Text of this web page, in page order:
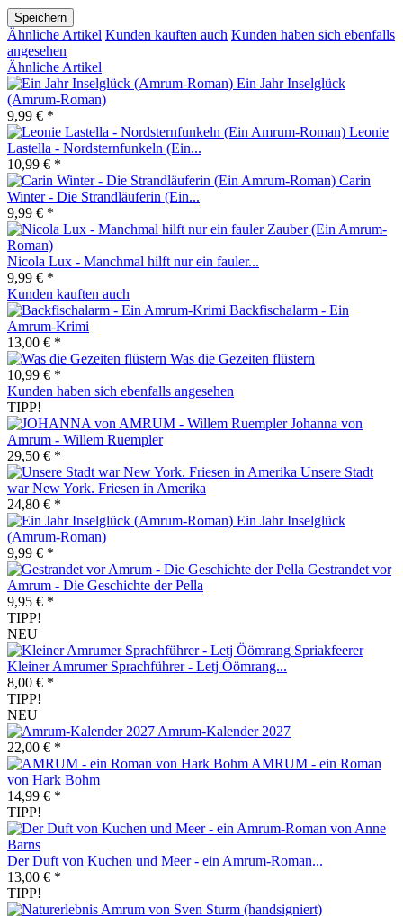
Speichern
Ähnliche Artikel Kunden kauften auch Kunden haben sich ebenfalls
angesehen
Ähnliche Artikel
Ein Jahr Inselglück
(Amrum-Roman)
9,99 € *
Leonie
Lastella - Nordsternfunkeln (Ein...
10,99 € *
Carin
Winter - Die Strandläuferin (Ein...
9,99 € *
Nicola Lux - Manchmal hilft nur ein fauler...
9,99 € *
Kunden kauften auch
Backfischalarm - Ein
Amrum-Krimi
13,00 € *
Was die Gezeiten flüstern
10,99 € *
Kunden haben sich ebenfalls angesehen
TIPP!
Johanna von
Amrum - Willem Ruempler
29,50 € *
Unsere Stadt
war New York. Friesen in Amerika
24,80 € *
Ein Jahr Inselglück
(Amrum-Roman)
9,99 € *
Gestrandet vor
Amrum - Die Geschichte der Pella
9,95 € *
TIPP!
NEU
Kleiner Amrumer Sprachführer - Letj Öömrang...
8,00 € *
TIPP!
NEU
Amrum-Kalender 2027
22,00 € *
AMRUM - ein Roman
von Hark Bohm
14,99 € *
TIPP!
Der Duft von Kuchen und Meer - ein Amrum-Roman...
13,00 € *
TIPP!